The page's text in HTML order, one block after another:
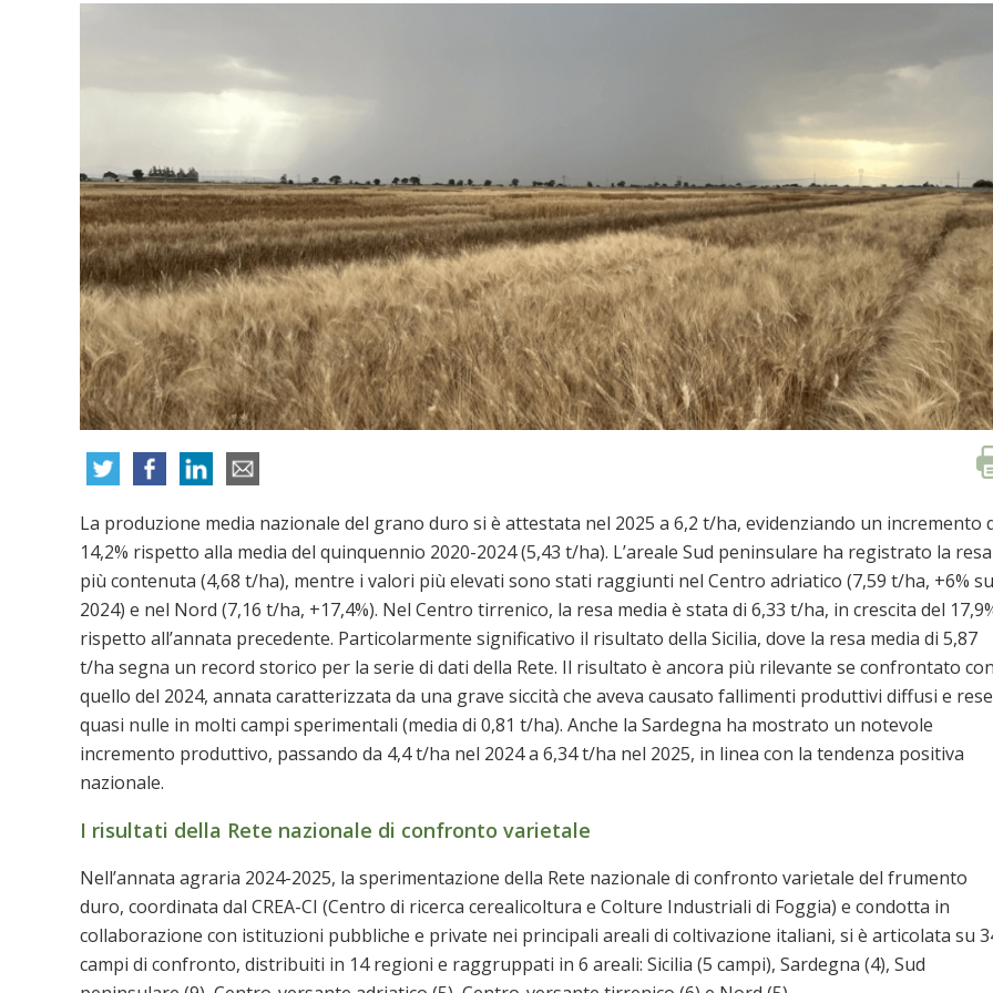
La produzione media nazionale del grano duro si è attestata nel 2025 a 6,2 t/ha, evidenziando un incremento
14,2% rispetto alla media del quinquennio 2020-2024 (5,43 t/ha). L’areale Sud peninsulare ha registrato la resa
più contenuta (4,68 t/ha), mentre i valori più elevati sono stati raggiunti nel Centro adriatico (7,59 t/ha, +6%
2024) e nel Nord (7,16 t/ha, +17,4%). Nel Centro tirrenico, la resa media è stata di 6,33 t/ha, in crescita del
rispetto all’annata precedente. Particolarmente significativo il risultato della Sicilia, dove la resa media di 5,87
t/ha segna un record storico per la serie di dati della Rete. Il risultato è ancora più rilevante se confrontato
quello del 2024, annata caratterizzata da una grave siccità che aveva causato fallimenti produttivi diffusi e rese
quasi nulle in molti campi sperimentali (media di 0,81 t/ha). Anche la Sardegna ha mostrato un notevole
incremento produttivo, passando da 4,4 t/ha nel 2024 a 6,34 t/ha nel 2025, in linea con la tendenza positiva
nazionale.
I risultati della Rete nazionale di confronto varietale
Nell’annata agraria 2024-2025, la sperimentazione della Rete nazionale di confronto varietale del frumento
duro, coordinata dal CREA-CI (Centro di ricerca cerealicoltura e Colture Industriali di Foggia) e condotta in
collaborazione con istituzioni pubbliche e private nei principali areali di coltivazione italiani, si è articolata su
campi di confronto, distribuiti in 14 regioni e raggruppati in 6 areali: Sicilia (5 campi), Sardegna (4), Sud